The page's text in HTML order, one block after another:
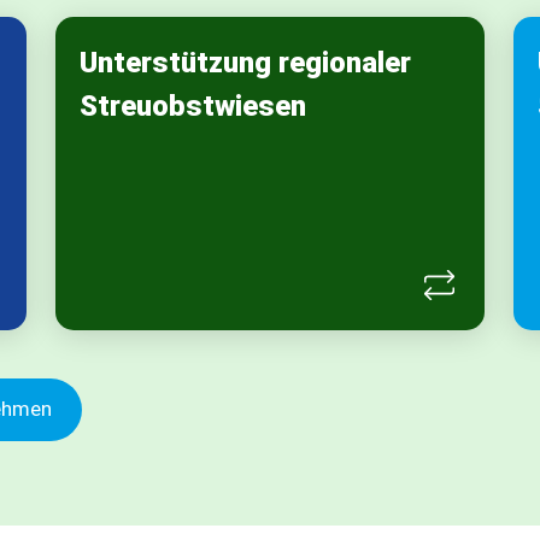
Unterstützung regionaler
Streuobstwiesen
Unterstützung regionaler
Streuobstwiesen
Streuobstwiesen unterstützen.